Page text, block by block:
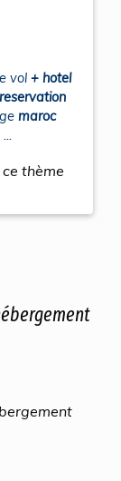
vol + hotel
reservation
maroc
thème